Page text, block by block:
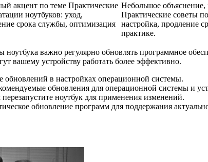
акцент по теме Практические
ноутбуков: уход,
срока службы, оптимизация
Небольшое объяснение,
Практические советы
настройка, продление
практике.
ноутбука важно регулярно обновлять программное
вашему устройству работать более эффективно.
обновлений в настройках операционной системы.
обновления для операционной системы и
ноутбук для применения изменений.
обновление программ для поддержания